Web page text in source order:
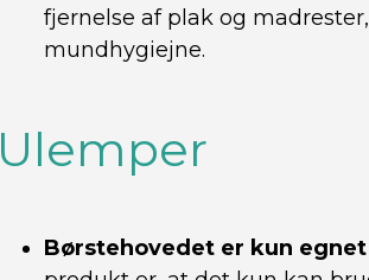
fjernelse af plak og
mundhygiejne.
Ulemper
Børstehovedet er kun